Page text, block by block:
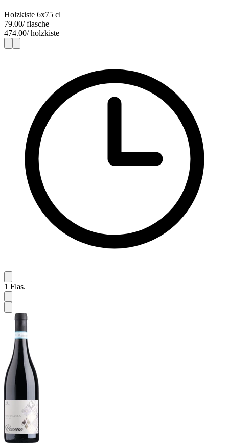
Holzkiste 6x75 cl
79.00/ flasche
474.00/ holzkiste
1
1 Flas.